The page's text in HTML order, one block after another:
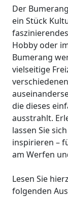
Der
ein Stück
Hobby oder
Bumerang
vielseitige
die dieses
ausstrahlt.
lassen Sie
inspirieren –
am Werfen
Lesen Sie
folgenden